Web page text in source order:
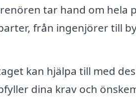
tar hand om hela
från ingenjörer till
kan hjälpa till med
dina krav och